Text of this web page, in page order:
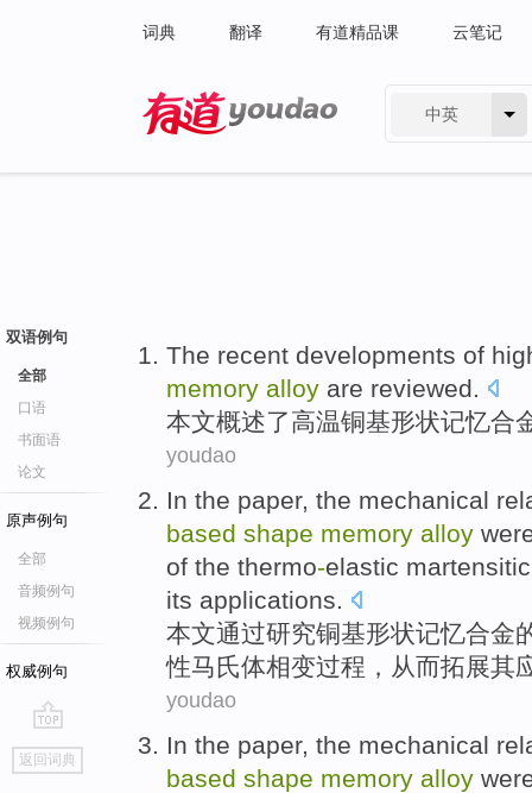
词典 翻译 有道精品课 云笔记
中英
双语例句
全部
口语
书面语
论文
原声例句
全部
音频例句
视频例句
权威例句
go
top
返回词典
The recent developments of
memory alloy are reviewed.
本文概述了高温铜基形状记忆合
youdao
In the paper, the mechanical
based shape memory alloy
of the thermo-elastic
its applications.
本文通过研究铜基形状记忆合金
性马氏体相变过程 ， 从而拓展其
youdao
In the paper, the mechanical
based shape memory alloy